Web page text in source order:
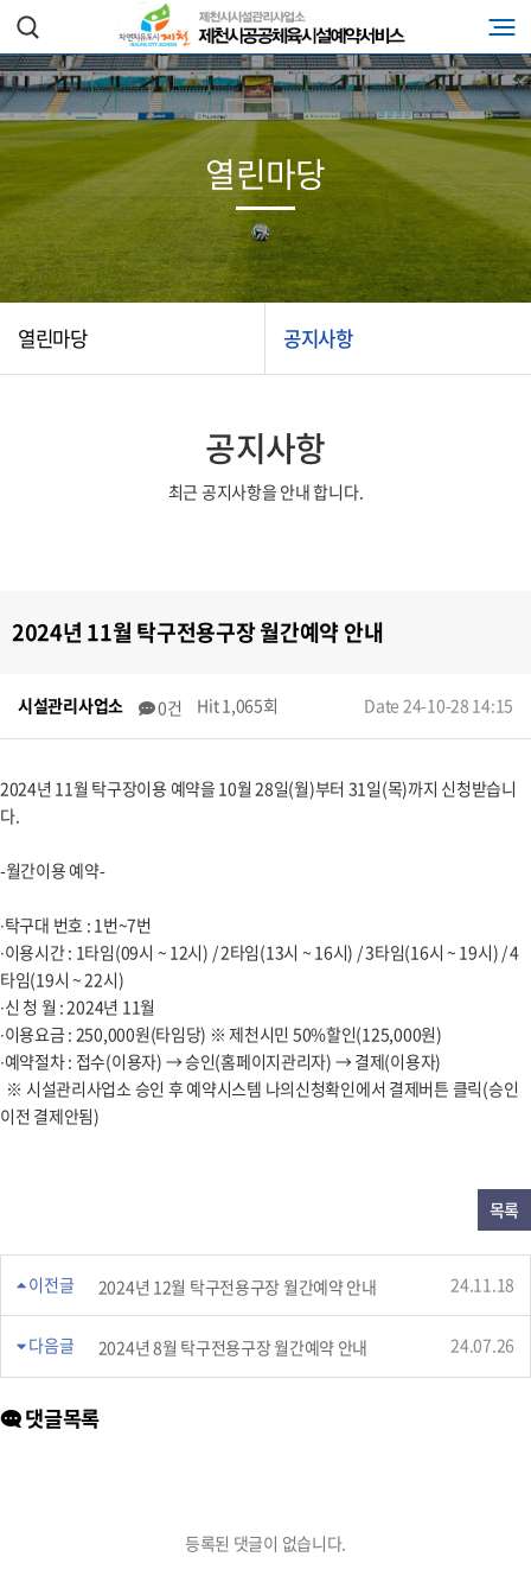
열린마당 공지사항
열린마당
공지사항
최근 공지사항을 안내 합니다.
2024년 11월 탁구전용구장 월간예약 안내
시설관리사업소 0건 Hit 1,065회 Date 24-10-28 14:15
2024년 11월 탁구장이용 예약을 10월 28일(월)부터 31일(목)까지 신청받습니
다.
-월간이용 예약-
∙탁구대 번호 : 1번~7번
∙이용시간 : 1타임(09시 ~ 12시) / 2타임(13시 ~ 16시) / 3타임(16시 ~ 19시) / 4
타임(19시 ~ 22시)
∙신 청 월 : 2024년 11월
∙이용요금 : 250,000원(타임당) ※ 제천시민 50%할인(125,000원)
∙예약절차 : 접수(이용자) → 승인(홈페이지관리자) → 결제(이용자)
※ 시설관리사업소 승인 후 예약시스템 나의신청확인에서 결제버튼 클릭(승인
이전 결제안됨)
목록
이전글 2024년 12월 탁구전용구장 월간예약 안내 24.11.18
다음글 2024년 8월 탁구전용구장 월간예약 안내 24.07.26
댓글목록
등록된 댓글이 없습니다.